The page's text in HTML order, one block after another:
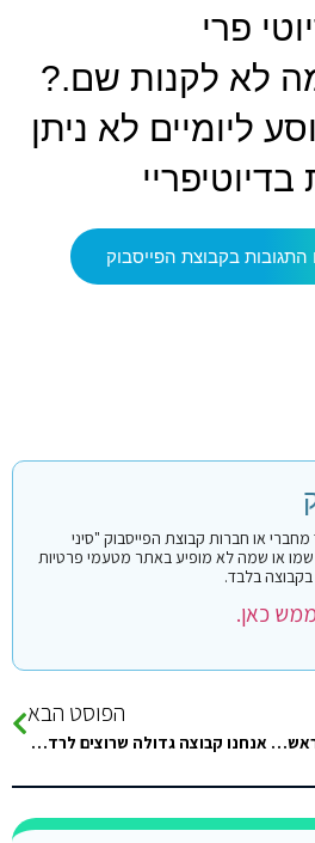
פרי
לא לקנות שם.?
ליומיים לא ניתן
בדיוטיפריי
בקבוצת הפייסבוק
או חברות קבוצת הפייסבוק "סיני
לפני 7 שנים. שמו או שמה לא מופיע באתר מטעמי פרטיות
בלבד.
ממש כאן.
היי חברים רציתי ייעוץ.. פעם ראשונה שאנחנו נוסעות, לא מכירות יותר מידי שמענו פה ושם קראתי קצת, לאיזו עיר הייתם…
הפוסט הבא
אנחנו קבוצה גדולה שרוצים לרדת לסיני למלון סטנד גולף האם יש מונית גדולה של 15 אנשים?